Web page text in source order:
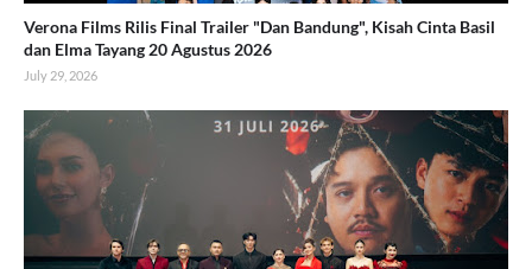
Verona Films Rilis Final Trailer "Dan Bandung", Kisah Cinta Basil
dan Elma Tayang 20 Agustus 2026
July 29, 2026